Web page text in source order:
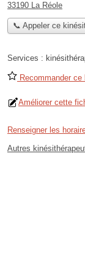
33190 La Réole
📞 Appeler ce
Services :
Recommander
Améliorer cette
Renseigner les
Autres